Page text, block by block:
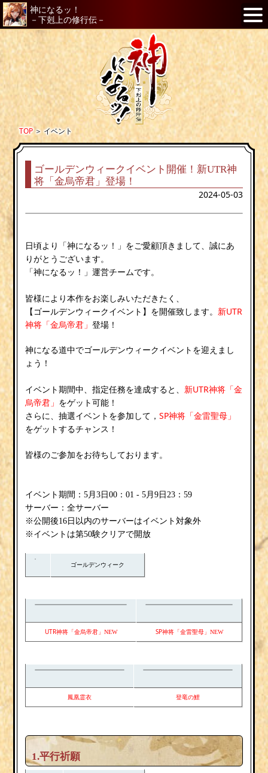
神になるッ！
－下剋上の修行伝－
TOP＞イベント
ゴールデンウィークイベント開催！新UTR神
将「金烏帝君」登場！
2024-05-03
日頃より「神になるッ！」をご愛顧頂きまして、誠にあ
りがとうございます。
「神になるッ！」運営チームです。
皆様により本作をお楽しみいただきたく、
【 ゴールデンウィークイベント 】を開催致します。 新UTR
神将「金烏帝君」登場！
神になる道中でゴールデンウィークイベント を迎えまし
ょう！
イベント期間中、指定任務を達成すると、 新UTR神将「金
烏帝君」 をゲット可能！
さらに、抽選イベントを参加して，SP神将「金雷聖母」
をゲットするチャンス！
皆様のご参加をお待ちしております。
イベント期間：5月3日00：01 - 5月9日23：59
サーバー：全サーバー
※公開後16日以内のサーバーはイベント対象外
※イベントは第50験クリアで開放
ゴールデンウィーク
UTR神将「金烏帝君」 NEW SP神将「金雷聖母」 NEW
鳳凰霊衣 登竜の鯉
1.平行祈願